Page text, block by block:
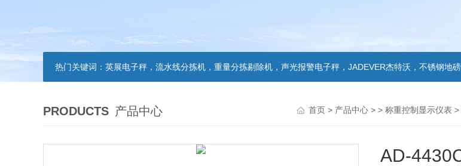
热门关键词： 英展电子秤，流水线分拣机，重量分拣剔除机，声光报警电子秤，JADEVER杰特沃，不锈钢地磅，防水台称，美国
PRODUCTS 产品中心 首页 > 产品中心 > > 称重控制显示仪表 >
AD-